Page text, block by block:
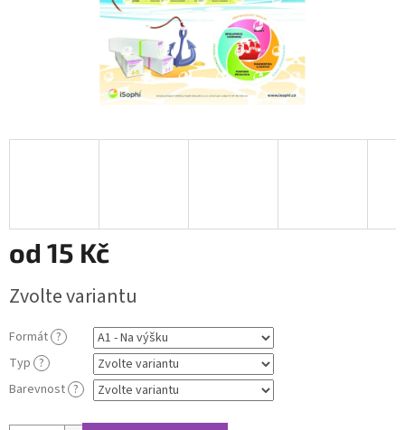
od 15 Kč
cena:
Zvolte variantu
Formát ?
Typ ?
Barevnost ?